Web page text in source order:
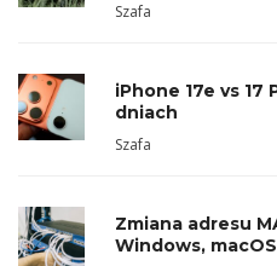
Szafa
iPhone 17e vs 17
dniach
Szafa
Zmiana adresu
Windows,